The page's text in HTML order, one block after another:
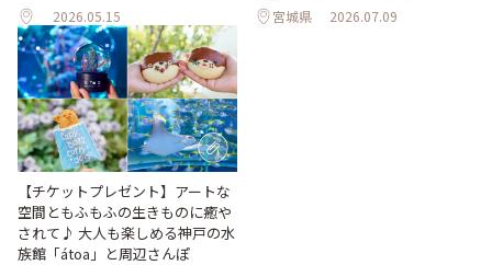
2026.05.15 宮城県 2026.07.09
【チケットプレゼント】アートな
空間ともふもふの生きものに癒や
されて♪ 大人も楽しめる神戸の水
族館「átoa」と周辺さんぽ